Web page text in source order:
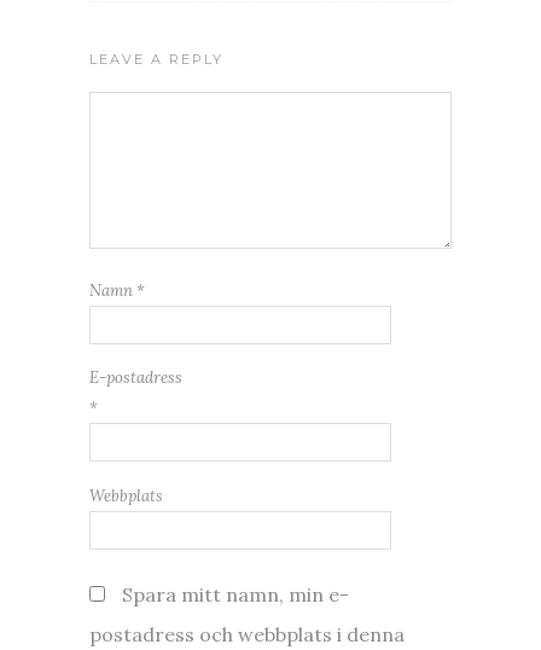
LEAVE A REPLY
Namn *
E-postadress
*
Webbplats
Spara mitt namn, min e-
postadress och webbplats i denna